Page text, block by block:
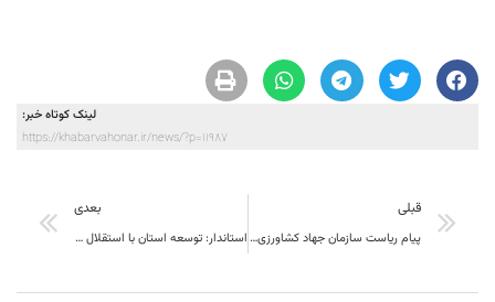
لینک کوتاه خبر:
https://khabarvahonar.ir/news/?p=11987
قبلی
پیام ریاست سازمان جهاد کشاورزی استان به مناسبت روز خبرنگار
بعدی
استاندار: توسعه استان با استقلال رسانه ها امکان پذیر خواهد بود